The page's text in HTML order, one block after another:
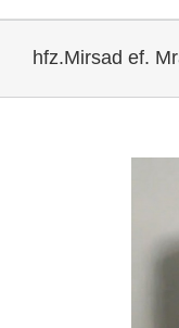
hfz.Mirsad ef.